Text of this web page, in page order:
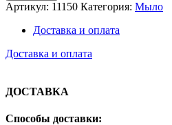
Артикул: 11150 Категория: Мыло
Доставка и оплата
Доставка и оплата
ДОСТАВКА
Способы доставки: